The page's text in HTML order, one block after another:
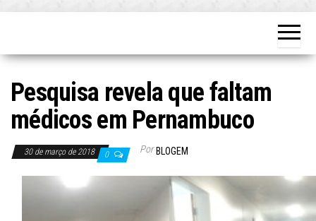
Atualizado!
Pesquisa revela que faltam
médicos em Pernambuco
30 de março de 2018 0 Por BLOGEM